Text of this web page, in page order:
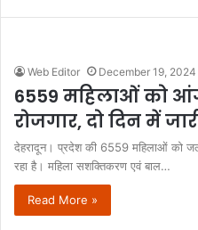
Web Editor December 19, 2024
6559 महिलाओं को
रोजगार, दो दिन में
देहरादून। प्रदेश की 6559 महिलाओं को
रहा है। महिला सशक्तिकरण एवं बाल…
Read More »